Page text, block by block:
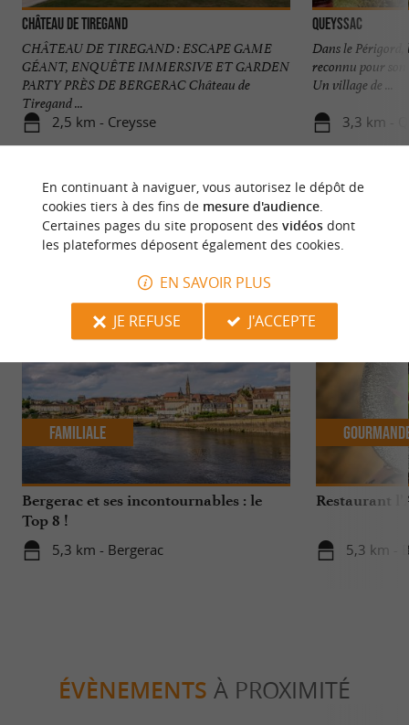
Château de Tiregand
CHÂTEAU DE TIREGAND : ESCAPE GAME
GÉANT, ENQUÊTE IMMERSIVE ET GARDEN
PARTY PRÈS DE BERGERAC Château de
Tiregand ...
2,5 km - Creysse
Queyssac
Dans le Périgord,
reconnu pour
Un village de ...
3,3 km -
NOUS AVONS TESTÉ
Bergerac et ses incontournables : le
Top 8 !
5,3 km - Bergerac
Familiale
Restaurant
5,3 km -
ÉVÈNEMENTS À PROXIMITÉ
En continuant à naviguer, vous autorisez le dépôt de
cookies tiers à des fins de mesure d'audience.
Certaines pages du site proposent des vidéosdont
les plateformes déposent également des cookies.
EN SAVOIR PLUS
JE REFUSE
J'ACCEPTE